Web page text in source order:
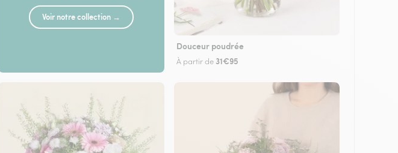
Voir notre collection →
Douceur poudrée
À partir de 31€95